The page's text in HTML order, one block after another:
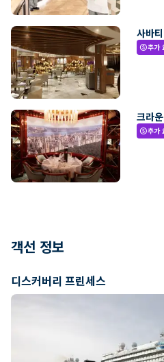
사바
paid추가
크라
paid추가
객선 정보
디스커버리 프린세스